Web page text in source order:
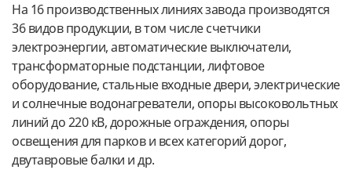
На 16 производственных линиях завода производятся
36 видов продукции, в том числе счетчики
электроэнергии, автоматические выключатели,
трансформаторные подстанции, лифтовое
оборудование, стальные входные двери, электрические
и солнечные водонагреватели, опоры высоковольтных
линий до 220 кВ, дорожные ограждения, опоры
освещения для парков и всех категорий дорог,
двутавровые балки и др.